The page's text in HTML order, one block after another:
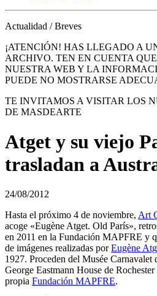
Actualidad / Breves
¡ATENCIÓN! HAS LLEGADO A
ARCHIVO. TEN EN CUENTA
NUESTRA WEB Y LA
PUEDE NO MOSTRARSE
TE INVITAMOS A VISITAR LOS
DE MASDEARTE
Atget y su viejo
trasladan a
24/08/2012
Hasta el próximo 4 de noviembre, Art
acoge «Eugène Atget. Old París»,
en 2011 en la Fundación MAPFRE y
de imágenes realizadas porEugène
1927. Proceden del Musée Carnavalet
George Eastmann House de
propia Fundación MAPFRE.